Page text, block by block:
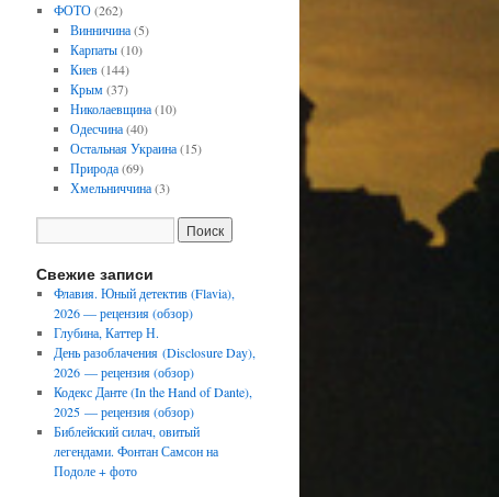
ФОТО(262)
Винничина(5)
Карпаты(10)
Киев(144)
Крым(37)
Николаевщина(10)
Одесчина(40)
Остальная Украина(15)
Природа(69)
Хмельниччина(3)
Свежие записи
Флавия. Юный детектив (Flavia),
2026 — рецензия (обзор)
Глубина, Каттер Н.
День разоблачения (Disclosure Day),
2026 — рецензия (обзор)
Кодекс Данте (In the Hand of Dante),
2025 — рецензия (обзор)
Библейский силач, овитый
легендами. Фонтан Самсон на
Подоле + фото